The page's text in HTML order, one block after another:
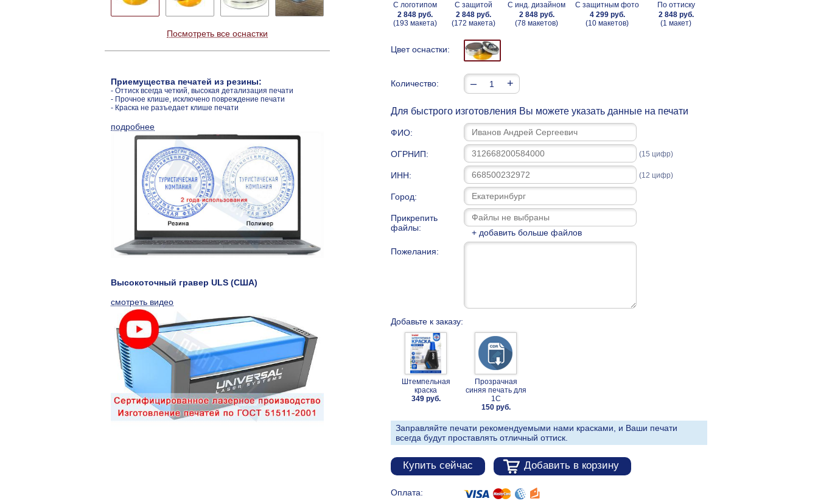
С логотипом
2 848 руб.
(193 макета)
С защитой
2 848 руб.
(172 макета)
С инд. дизайном
2 848 руб.
(78 макетов)
С защитным фото
4 299 руб.
(10 макетов)
По оттиску
2 848 руб.
(1 макет)
Цвет оснастки:
Количество: – +
Для быстрого изготовления Вы можете указать данные на печати
ФИО:
ОГРНИП: (15 цифр)
ИНН: (12 цифр)
Город:
Прикрепить
файлы:
+ добавить больше файлов
Пожелания:
Добавьте к заказу:
Штемпельная
краска
349 руб.
Прозрачная
синяя печать для
1С
150 руб.
Заправляйте печати рекомендуемыми нами красками, и Ваши печати
всегда будут проставлять отличный оттиск.
Купить сейчас Добавить в корзину
Оплата:
Посмотреть все оснастки
Приемущества печатей из резины:
- Оттиск всегда четкий, высокая детализация печати
- Прочное клише, исключено повреждение печати
- Краска не разъедает клише печати
подробнее
Высокоточный гравер ULS (США)
смотреть видео